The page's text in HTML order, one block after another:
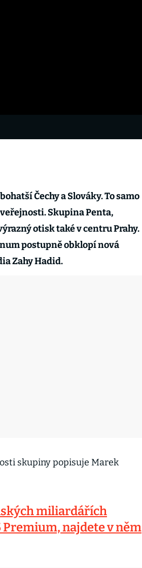
Čechy a Slováky. To samo
Skupina Penta,
otisk také v centru Prahy.
postupně obklopí nová
Zahy Hadid.
skupiny popisuje Marek
miliardářích
Premium, najdete v něm